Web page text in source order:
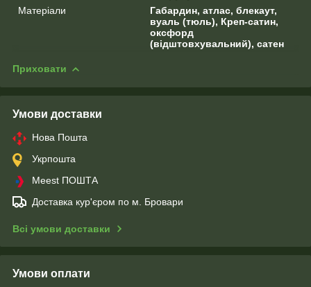
Матеріали
Габардин, атлас, блекаут,
вуаль (тюль), Креп-сатин,
оксфорд
(відштовхувальний), сатен
Приховати
Умови доставки
Нова Пошта
Укрпошта
Meest ПОШТА
Доставка кур'єром по м. Бровари
Всі умови доставки
Умови оплати